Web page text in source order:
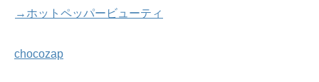
→ホットペッパービューティ
chocozap